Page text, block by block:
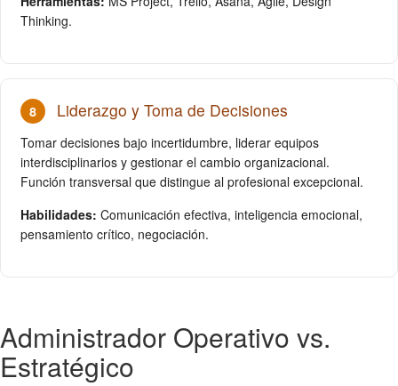
Thinking.
8 Liderazgo y Toma de Decisiones
Tomar decisiones bajo incertidumbre, liderar equipos
interdisciplinarios y gestionar el cambio organizacional.
Función transversal que distingue al profesional excepcional.
Habilidades: Comunicación efectiva, inteligencia emocional,
pensamiento crítico, negociación.
Administrador Operativo vs.
Estratégico